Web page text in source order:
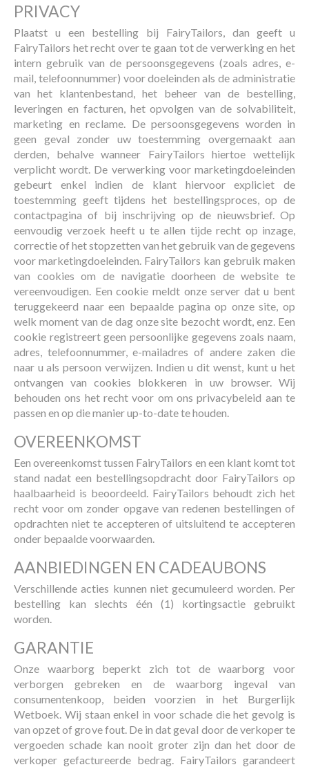
PRIVACY
Plaatst u een bestelling bij FairyTailors, dan geeft u
FairyTailors het recht over te gaan tot de verwerking en het
intern gebruik van de persoonsgegevens (zoals adres, e-
mail, telefoonnummer) voor doeleinden als de administratie
van het klantenbestand, het beheer van de bestelling,
leveringen en facturen, het opvolgen van de solvabiliteit,
marketing en reclame. De persoonsgegevens worden in
geen geval zonder uw toestemming overgemaakt aan
derden, behalve wanneer FairyTailors hiertoe wettelijk
verplicht wordt. De verwerking voor marketingdoeleinden
gebeurt enkel indien de klant hiervoor expliciet de
toestemming geeft tijdens het bestellingsproces, op de
contactpagina of bij inschrijving op de nieuwsbrief. Op
eenvoudig verzoek heeft u te allen tijde recht op inzage,
correctie of het stopzetten van het gebruik van de gegevens
voor marketingdoeleinden. FairyTailors kan gebruik maken
van cookies om de navigatie doorheen de website te
vereenvoudigen. Een cookie meldt onze server dat u bent
teruggekeerd naar een bepaalde pagina op onze site, op
welk moment van de dag onze site bezocht wordt, enz. Een
cookie registreert geen persoonlijke gegevens zoals naam,
adres, telefoonnummer, e-mailadres of andere zaken die
naar u als persoon verwijzen. Indien u dit wenst, kunt u het
ontvangen van cookies blokkeren in uw browser. Wij
behouden ons het recht voor om ons privacybeleid aan te
passen en op die manier up-to-date te houden.
OVEREENKOMST
Een overeenkomst tussen FairyTailors en een klant komt tot
stand nadat een bestellingsopdracht door FairyTailors op
haalbaarheid is beoordeeld. FairyTailors behoudt zich het
recht voor om zonder opgave van redenen bestellingen of
opdrachten niet te accepteren of uitsluitend te accepteren
onder bepaalde voorwaarden.
AANBIEDINGEN EN CADEAUBONS
Verschillende acties kunnen niet gecumuleerd worden. Per
bestelling kan slechts één (1) kortingsactie gebruikt
worden.
GARANTIE
Onze waarborg beperkt zich tot de waarborg voor
verborgen gebreken en de waarborg ingeval van
consumentenkoop, beiden voorzien in het Burgerlijk
Wetboek. Wij staan enkel in voor schade die het gevolg is
van opzet of grove fout. De in dat geval door de verkoper te
vergoeden schade kan nooit groter zijn dan het door de
verkoper gefactureerde bedrag. FairyTailors garandeert